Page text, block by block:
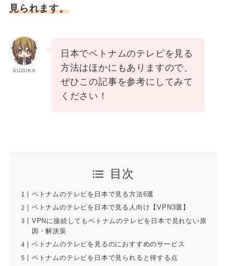
見られます。
SUZUKA
日本でベトナムのテレビを見る
方法はほかにもありますので、
ぜひこの記事を参考にしてみて
ください！
目次
ベトナムのテレビを日本で見る方法6選
ベトナムのテレビを日本で見る人向け【VPN3選】
VPNに接続してもベトナムのテレビを日本で見れない原
因・解決策
ベトナムのテレビを見るのにおすすめのサービス
ベトナムのテレビを日本で見られると得する点